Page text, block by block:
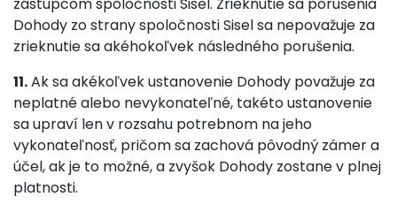
Dohody zo strany spoločnosti Sisel sa nepovažuje za
zrieknutie sa akéhokoľvek následného porušenia.
11.Ak sa akékoľvek ustanovenie Dohody považuje za
neplatné alebo nevykonateľné, takéto ustanovenie
sa upraví len v rozsahu potrebnom na jeho
vykonateľnosť, pričom sa zachová pôvodný zámer a
účel, ak je to možné, a zvyšok Dohody zostane v plnej
platnosti.